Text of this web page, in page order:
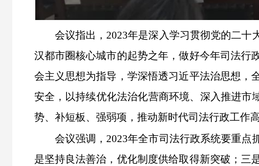
会议指出，2023年是深入学习贯彻党的二
汉都市圈核心城市的起势之年，做好今年司法行
会主义思想为指导，学深悟透习近平法治思想，
安全，以持续优化法治化营商环境、深入推进市
势、补短板、强弱项，推动新时代司法行政工作高
会议强调，2023年全市司法行政系统要重
是坚持良法善治，优化制度供给取得新突破；